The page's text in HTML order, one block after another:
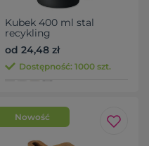
Kubek 400 ml stal
recykling
od 24,48 zł
Dostępność: 1000 szt.
Nowość